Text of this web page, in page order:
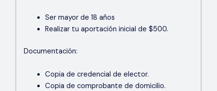
Ser mayor de 18 años
Realizar tu aportación inicial de $500.
Documentación:
Copia de credencial de elector.
Copia de comprobante de domicilio.